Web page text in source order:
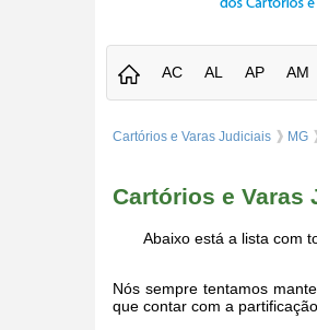
AC AL AP AM
Cartórios e Varas Judiciais MG
Cartórios e Varas
Abaixo está a lista com
Nós sempre tentamos
que contar com a